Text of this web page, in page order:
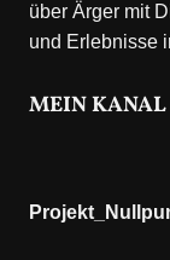
über Ärger mit
und Erlebnisse
MEIN KANAL